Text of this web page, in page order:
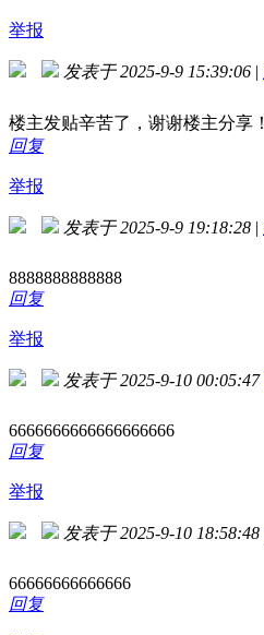
举报
发表于 2025-9-9 15:39:06 |
楼主发贴辛苦了，谢谢楼主分享！
回复
举报
发表于 2025-9-9 19:18:28 |
8888888888888
回复
举报
发表于 2025-9-10 00:05:47
6666666666666666666
回复
举报
发表于 2025-9-10 18:58:48
66666666666666
回复